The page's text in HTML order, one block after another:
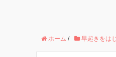
ホーム / 早起きをは